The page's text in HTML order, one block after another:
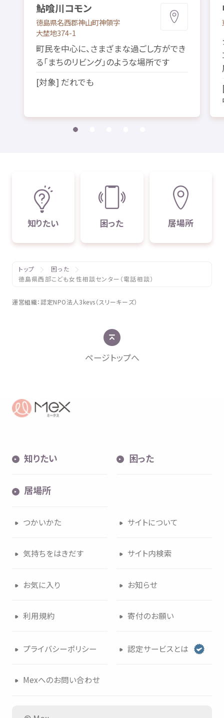
鮎喰川コモン
徳島県名西郡神山町神領字
大埜地374-1
町民を中心に、さまざまな過ごし方ができ
る「まちのリビング」のような場所です
[対象] だれでも
知りたい 困った 居場所
トップ
困った
徳島県西部こども女性相談センター（電話相談）
運営組織：認定NPO法人 3keys（スリーキーズ）
ページトップへ
知りたい 困った
居場所
つかいかた サイトについて
気持ちをはきだす サイト内検索
お気に入 り お知らせ
利用規約 寄付のお願い
プライバシーポリシー 認定サービスとは
Mexへのお問い合わせ